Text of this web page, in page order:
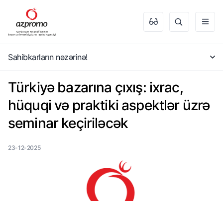
Sahibkarların nəzərinə!
Türkiyə bazarına çıxış: ixrac,
hüquqi və praktiki aspektlər üzrə
seminar keçiriləcək
23-12-2025